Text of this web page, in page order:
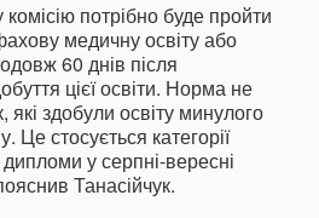
комісію потрібно буде пройти
медичну освіту або
60 днів після
цієї освіти. Норма не
які здобули освіту минулого
Це стосується категорії
у серпні-вересні
Танасійчук.